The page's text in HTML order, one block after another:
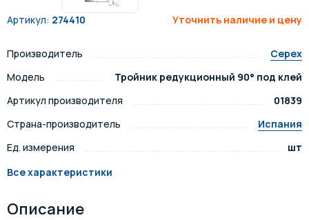
Артикул: 274410 Уточнить наличие и цену
Производитель
Cepex
Модель
Тройник редукционный 90° под клей
Артикул производителя
01839
Страна-производитель
Испания
Ед. измерения
шт
Все характеристики
Описание